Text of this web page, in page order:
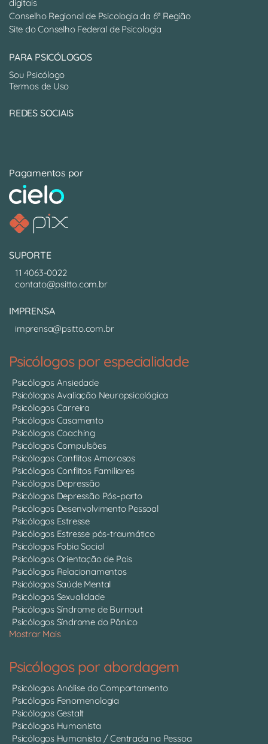
digitais
Conselho Regional de Psicologia da 6ª Região
Site do Conselho Federal de Psicologia
PARA PSICÓLOGOS
Sou Psicólogo
Termos de Uso
REDES SOCIAIS
Pagamentos por
SUPORTE
11 4063-0022
contato@psitto.com.br
IMPRENSA
imprensa@psitto.com.br
Psicólogos por especialidade
Psicólogos Ansiedade
Psicólogos Avaliação Neuropsicológica
Psicólogos Carreira
Psicólogos Casamento
Psicólogos Coaching
Psicólogos Compulsões
Psicólogos Conflitos Amorosos
Psicólogos Conflitos Familiares
Psicólogos Depressão
Psicólogos Depressão Pós-parto
Psicólogos Desenvolvimento Pessoal
Psicólogos Estresse
Psicólogos Estresse pós-traumático
Psicólogos Fobia Social
Psicólogos Orientação de Pais
Psicólogos Relacionamentos
Psicólogos Saúde Mental
Psicólogos Sexualidade
Psicólogos Síndrome de Burnout
Psicólogos Síndrome do Pânico
Mostrar Mais
Psicólogos por abordagem
Psicólogos Análise do Comportamento
Psicólogos Fenomenologia
Psicólogos Gestalt
Psicólogos Humanista
Psicólogos Humanista / Centrada na Pessoa